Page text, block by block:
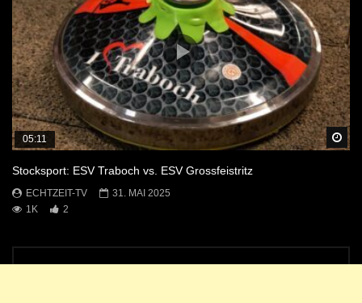
05:11
Stocksport: ESV Traboch vs. ESV Grossfeistritz
ECHTZEIT-TV
31. MAI 2025
1K
2